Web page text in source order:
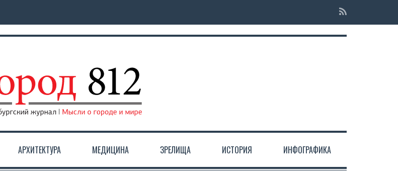
АРХИТЕКТУРА МЕДИЦИНА ЗРЕЛИЩА ИСТОРИЯ ИНФОГРАФИКА